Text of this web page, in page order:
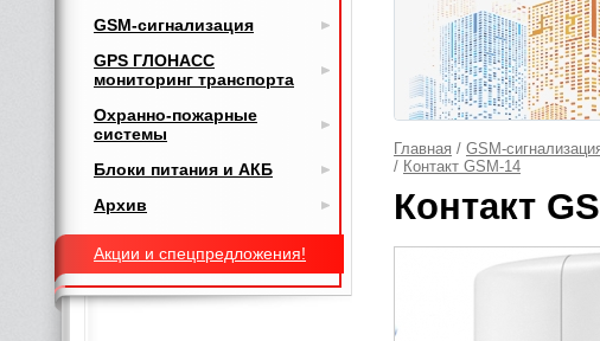
Главная / GSM-
/ Контакт GSM-14
Контакт
GSM-сигнализация
GPS ГЛОНАСС
мониторинг транспорта
Охранно-пожарные
системы
Блоки питания и АКБ
Архив
Акции и спецпредложения!